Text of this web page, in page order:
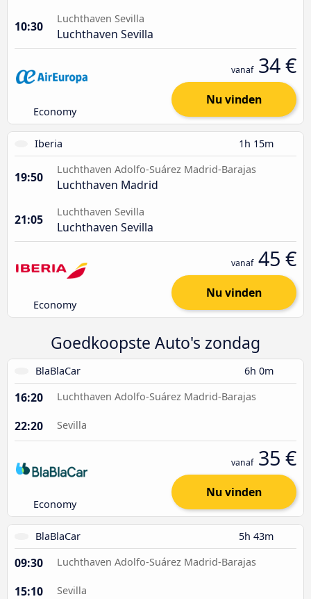
10:30
Luchthaven Sevilla
Luchthaven Sevilla
Economy
vanaf 34 €
Nu vinden
Iberia 1h 15m
19:50
Luchthaven Adolfo-Suárez Madrid-Barajas
Luchthaven Madrid
21:05
Luchthaven Sevilla
Luchthaven Sevilla
Economy
vanaf 45 €
Nu vinden
Goedkoopste Auto's zondag
BlaBlaCar 6h 0m
16:20 Luchthaven Adolfo-Suárez Madrid-Barajas
22:20 Sevilla
Economy
vanaf 35 €
Nu vinden
BlaBlaCar 5h 43m
09:30 Luchthaven Adolfo-Suárez Madrid-Barajas
15:10 Sevilla